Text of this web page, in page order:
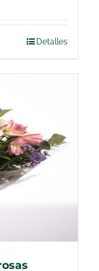
Detalles